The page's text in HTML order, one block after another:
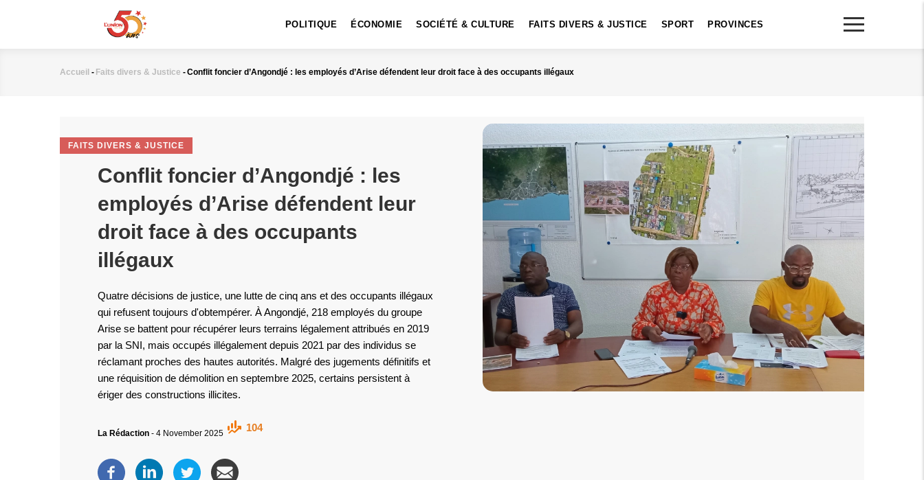
POLITIQUE ÉCONOMIE SOCIÉTÉ & CULTURE FAITS DIVERS & JUSTICE SPORT PROVINCES
Fil
Accueil - Faits divers & Justice -Conflit foncier d’Angondjé : les employés d’Arise défendent leur droit face à des occupants illégaux
FAITS DIVERS & JUSTICE
Conflit foncier d’Angondjé : les
employés d’Arise défendent leur
droit face à des occupants
illégaux
Quatre décisions de justice, une lutte de cinq ans et des occupants illégaux
qui refusent toujours d'obtempérer. À Angondjé, 218 employés du groupe
Arise se battent pour récupérer leurs terrains légalement attribués en 2019
par la SNI, mais occupés illégalement depuis 2021 par des individus se
réclamant proches des hautes autorités. Malgré des jugements définitifs et
une réquisition de démolition en septembre 2025, certains persistent à
ériger des constructions illicites.
La Rédaction - 4 November 2025
104